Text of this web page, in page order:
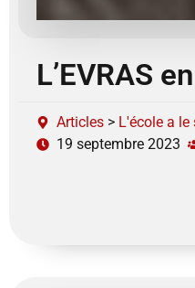
L’EVRAS
Articles > L'école a
19 septembre 2023